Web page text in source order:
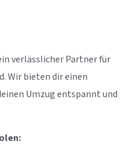
verlässlicher Partner für
Wir bieten dir einen
Umzug entspannt und